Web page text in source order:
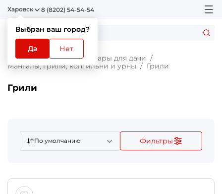
Харовск
Выбран ваш город?
Да Нет
8 (8202) 54-54-54
Главная Каталог
Товары для дачи
Мангалы, грили, коптильни и урны
Грили
Грили
По умолчанию Фильтры